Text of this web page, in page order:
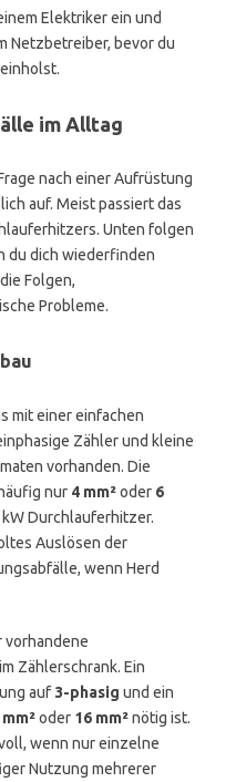
Elektriker ein und
Netzbetreiber, bevor du
im Alltag
nach einer Aufrüstung
auf. Meist passiert das
Unten folgen
du dich wiederfinden
Folgen,
Probleme.
mit einer einfachen
Zähler und kleine
vorhanden. Die
nur 4 mm²oder 6
Durchlauferhitzer.
Auslösen der
wenn Herd
vorhandene
Zählerschrank. Ein
auf 3-phasig und ein
oder 16 mm²nötig ist.
wenn nur einzelne
Nutzung mehrerer